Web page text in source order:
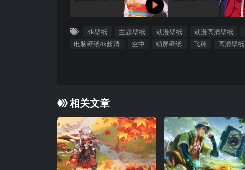
4k壁纸 主题壁纸 动漫壁纸 动漫高清壁纸
电脑壁纸4k超清
空中 锁屏壁纸 飞翔 高清壁纸
相关文章